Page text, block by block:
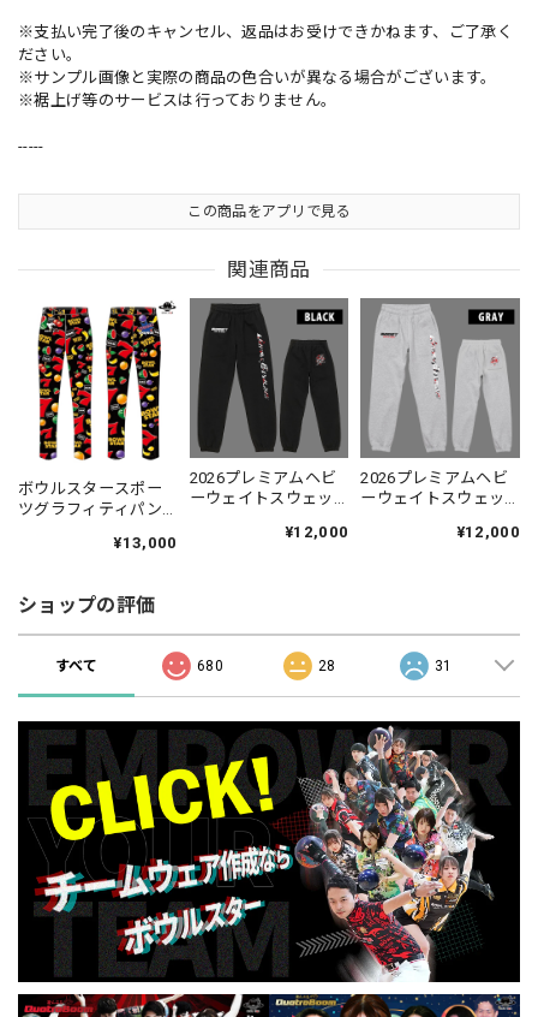
※支払い完了後のキャンセル、返品はお受けできかねます、ご了承く
ださい。
※サンプル画像と実際の商品の色合いが異なる場合がございます。
※裾上げ等のサービスは行っておりません。
-----
この商品をアプリで見る
関連商品
ボウルスタースポー
ツグラフィティパン
ラック［ズボン-21］
¥13,000
2026プレミアムヘビ
ーウェイトスウェッ
BOOSTシリーズ/ブラ
¥12,000
2026プレミアムヘビ
ーウェイトスウェッ
BOOSTシリーズ/グレ
¥12,000
ショップの評価
すべて 680 28 31